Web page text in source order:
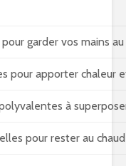
garder vos mains
pour apporter chaleur
à
pour rester au